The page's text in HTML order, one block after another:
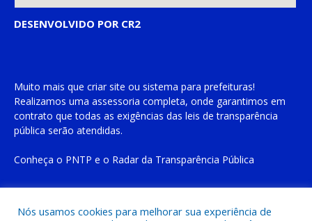
DESENVOLVIDO POR CR2
Muito mais que criar site ou sistema para prefeituras!
Realizamos uma assessoria completa, onde garantimos em
contrato que todas as exigências das leis de transparência
pública serão atendidas.
Conheça o PNTP e o Radar da Transparência Pública
Nós usamos cookies para melhorar sua experiência de